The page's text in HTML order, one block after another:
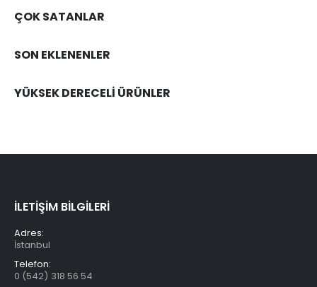
ÇOK SATANLAR
SON EKLENENLER
YÜKSEK DERECELİ ÜRÜNLER
İLETİŞİM BİLGİLERİ
Adres:
İstanbul
Telefon:
0 (542) 318 56 54